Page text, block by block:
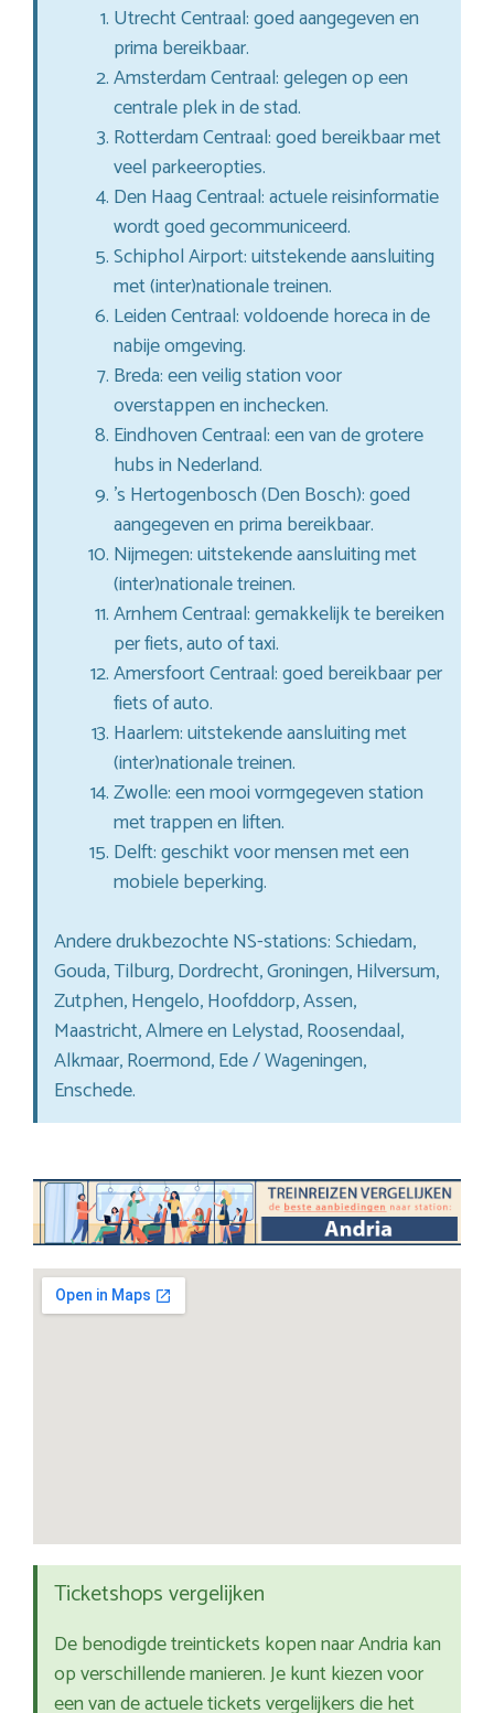
Utrecht Centraal: goed aangegeven en
prima bereikbaar.
Amsterdam Centraal: gelegen op een
centrale plek in de stad.
Rotterdam Centraal: goed bereikbaar met
veel parkeeropties.
Den Haag Centraal: actuele reisinformatie
wordt goed gecommuniceerd.
Schiphol Airport: uitstekende aansluiting
met (inter)nationale treinen.
Leiden Centraal: voldoende horeca in de
nabije omgeving.
Breda: een veilig station voor
overstappen en inchecken.
Eindhoven Centraal: een van de grotere
hubs in Nederland.
’s Hertogenbosch (Den Bosch): goed
aangegeven en prima bereikbaar.
Nijmegen: uitstekende aansluiting met
(inter)nationale treinen.
Arnhem Centraal: gemakkelijk te bereiken
per fiets, auto of taxi.
Amersfoort Centraal: goed bereikbaar per
fiets of auto.
Haarlem: uitstekende aansluiting met
(inter)nationale treinen.
Zwolle: een mooi vormgegeven station
met trappen en liften.
Delft: geschikt voor mensen met een
mobiele beperking.
Andere drukbezochte NS-stations: Schiedam,
Gouda, Tilburg, Dordrecht, Groningen, Hilversum,
Zutphen, Hengelo, Hoofddorp, Assen,
Maastricht, Almere en Lelystad, Roosendaal,
Alkmaar, Roermond, Ede / Wageningen,
Enschede.
Ticketshops vergelijken
De benodigde treintickets kopen naar Andria kan
op verschillende manieren. Je kunt kiezen voor
een van de actuele tickets vergelijkers die het